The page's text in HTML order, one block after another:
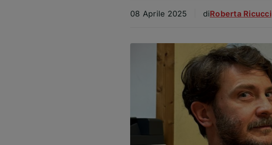
08 Aprile 2025 Articolo
diRoberta Ricucci